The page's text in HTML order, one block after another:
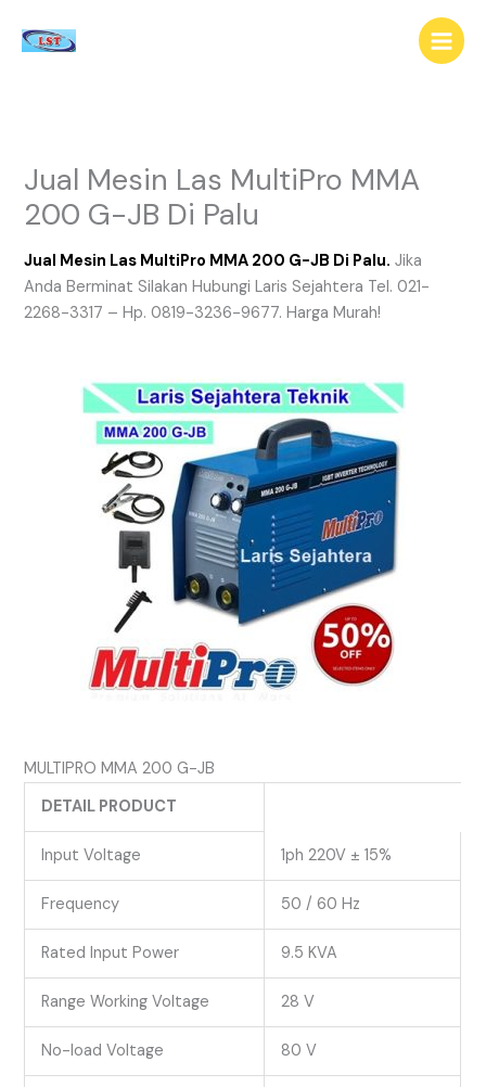
Jual Mesin Las MultiPro MMA
200 G-JB Di Palu
Jual Mesin Las MultiPro MMA 200 G-JB Di Palu. Jika
Anda Berminat Silakan Hubungi Laris Sejahtera Tel. 021-
2268-3317 – Hp. 0819-3236-9677. Harga Murah!
MULTIPRO MMA 200 G-JB
DETAIL PRODUCT
Input Voltage 1ph 220V ± 15%
Frequency 50 / 60 Hz
Rated Input Power 9.5 KVA
Range Working Voltage 28 V
No-load Voltage 80 V